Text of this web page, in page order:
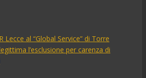
Lecce al “Global Service” di Torre
l’esclusione per carenza di